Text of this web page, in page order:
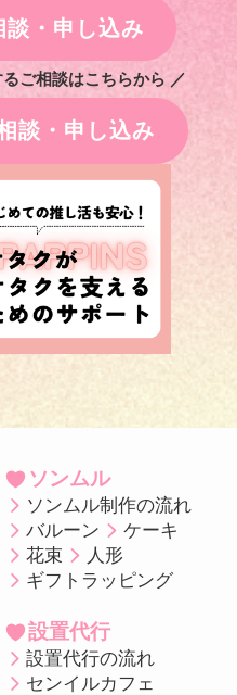
・申し込み
ご相談はこちらから ／
談・申し込み
ソンムル
ソンムル制作の流れ
バルーン
ケーキ
花束
人形
ギフトラッピング
設置代行
設置代行の流れ
センイルカフェ